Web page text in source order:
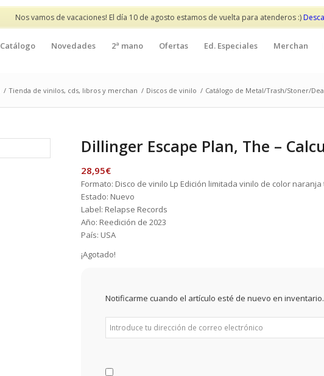
Nos vamos de vacaciones! El día 10 de agosto estamos de vuelta para atenderos :)
Catálogo Novedades 2ª mano Ofertas Ed. Especiales Merchan
/ Tienda de vinilos, cds, libros y merchan / Discos de vinilo / Catálogo de Metal/Trash/Stoner/
Dillinger Escape Plan, The –
28,95€
Formato: Disco de vinilo Lp Edición limitada vinilo de color
Estado: Nuevo
Label: Relapse Records
Año: Reedición de 2023
País: USA
¡Agotado!
Notificarme cuando el artículo esté de nuevo en inventario.